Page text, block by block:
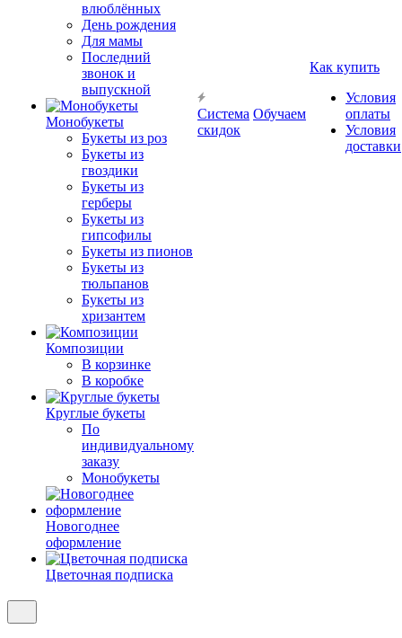
влюблённых
День рождения
Для мамы
Последний
звонок и
выпускной
Монобукеты
Букеты из роз
Букеты из
гвоздики
Букеты из
герберы
Букеты из
гипсофилы
Букеты из пионов
Букеты из
тюльпанов
Букеты из
хризантем
Композиции
В корзинке
В коробке
Круглые букеты
По
индивидуальному
заказу
Монобукеты
Новогоднее
оформление
Цветочная подписка
Система
скидок
Обучаем
Как купить
Условия
оплаты
Условия
доставки